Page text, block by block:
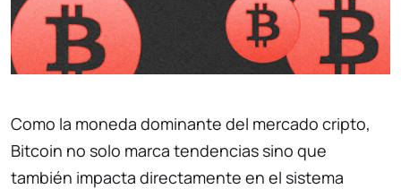
Como la moneda dominante del mercado cripto,
Bitcoin no solo marca tendencias sino que
también impacta directamente en el sistema